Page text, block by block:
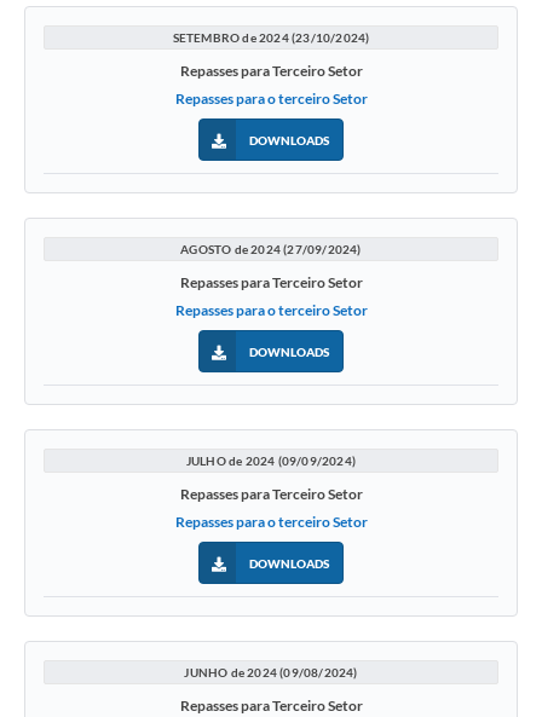
SETEMBRO de 2024 (23/10/2024)
Repasses para Terceiro Setor
Repasses para o terceiro Setor
DOWNLOADS
AGOSTO de 2024 (27/09/2024)
Repasses para Terceiro Setor
Repasses para o terceiro Setor
DOWNLOADS
JULHO de 2024 (09/09/2024)
Repasses para Terceiro Setor
Repasses para o terceiro Setor
DOWNLOADS
JUNHO de 2024 (09/08/2024)
Repasses para Terceiro Setor